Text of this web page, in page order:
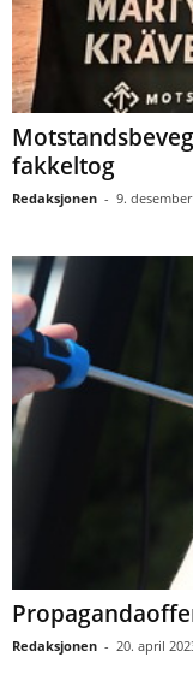
fakkeltog
Redaksjonen - 9.
Redaksjonen - 20. april